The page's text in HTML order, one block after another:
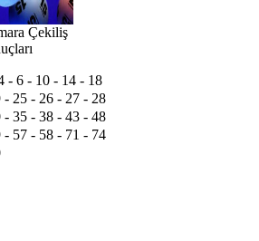
Çekiliş
- 6 - 10 - 14 - 18
- 25 - 26 - 27 - 28
- 35 - 38 - 43 - 48
- 57 - 58 - 71 - 74